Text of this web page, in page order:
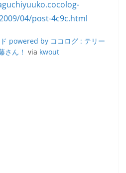
powered by ココログ : テリー
さん！ via kwout